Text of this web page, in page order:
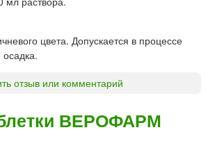
цвета. Допускается в процессе
отзыв или комментарий
ВЕРОФАРМ